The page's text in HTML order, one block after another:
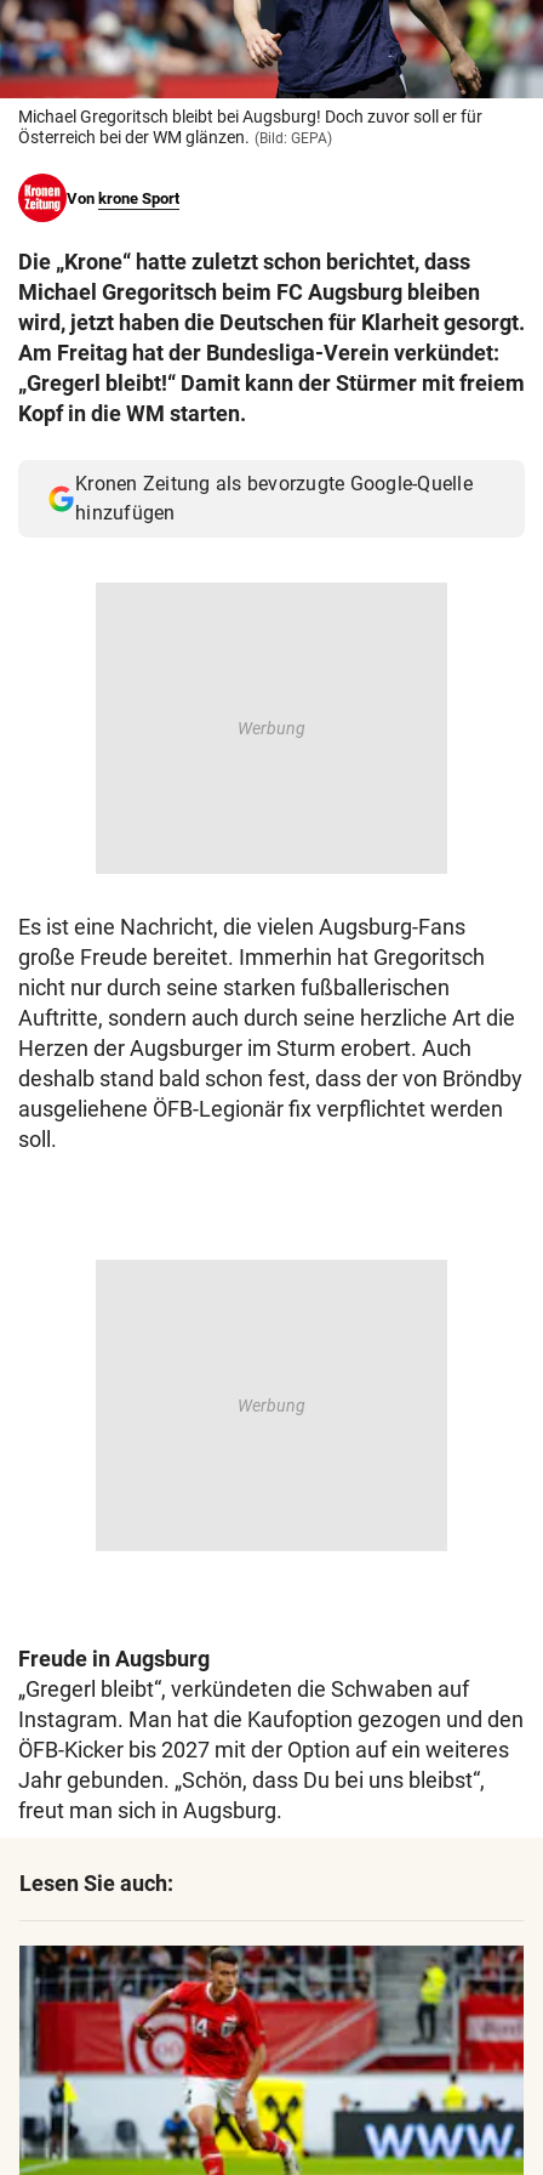
© Krone Multimedia GmbH & Co KG 2026
Muthgasse 2, 1190 Wien
Michael Gregoritsch bleibt bei Augsburg! Doch zuvor soll er für
Österreich bei der WM glänzen. (Bild: GEPA)
Von krone Sport
Die „Krone“ hatte zuletzt schon berichtet, dass
Michael Gregoritsch beim FC Augsburg bleiben
wird, jetzt haben die Deutschen für Klarheit gesorgt.
Am Freitag hat der Bundesliga-Verein verkündet:
„Gregerl bleibt!“ Damit kann der Stürmer mit freiem
Kopf in die WM starten.
Kronen Zeitung als bevorzugte Google-Quelle
hinzufügen
Es ist eine Nachricht, die vielen Augsburg-Fans
große Freude bereitet. Immerhin hat Gregoritsch
nicht nur durch seine starken fußballerischen
Auftritte, sondern auch durch seine herzliche Art die
Herzen der Augsburger im Sturm erobert. Auch
deshalb stand bald schon fest, dass der von Bröndby
ausgeliehene ÖFB-Legionär fix verpflichtet werden
soll.
Freude in Augsburg
„Gregerl bleibt“, verkündeten die Schwaben auf
Instagram. Man hat die Kaufoption gezogen und den
ÖFB-Kicker bis 2027 mit der Option auf ein weiteres
Jahr gebunden. „Schön, dass Du bei uns bleibst“,
freut man sich in Augsburg.
Lesen Sie auch: